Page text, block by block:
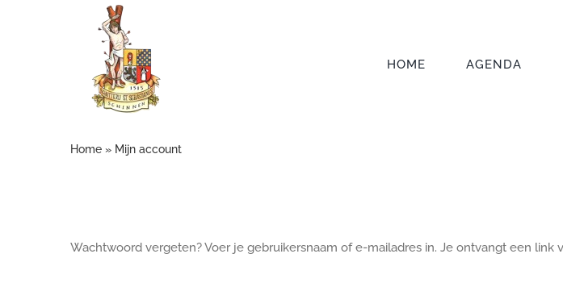
HOME AGENDA
Home » Mijn account
Wachtwoord vergeten? Voer je gebruikersnaam of e-mailadres in. Je ontvangt een